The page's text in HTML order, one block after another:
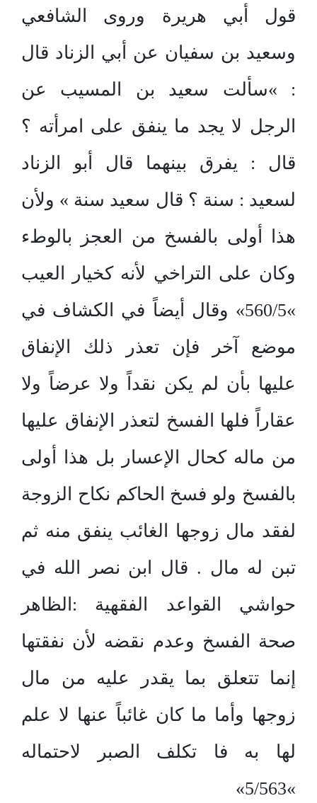
قول أبي هريرة وروى الشافعي
وسعيد بن سفيان عن أبي الزناد قال
: »سألت سعيد بن المسيب عن
الرجل لا يجد ما ينفق على امرأته ؟
قال : يفرق بينهما قال أبو الزناد
لسعيد : سنة ؟ قال سعيد سنة » ولأن
هذا أولى بالفسخ من العجز بالوطء
وكان على التراخي لأنه كخيار العيب
»560/5» وقال أيضاً في الكشاف في
موضع آخر فإن تعذر ذلك الإنفاق
عليها بأن لم يكن نقداً ولا عرضاً ولا
عقاراً فلها الفسخ لتعذر الإنفاق عليها
من ماله كحال الإعسار بل هذا أولى
بالفسخ ولو فسخ الحاكم نكاح الزوجة
لفقد مال زوجها الغائب ينفق منه ثم
تبن له مال . قال ابن نصر الله في
حواشي القواعد الفقهية :الظاهر
صحة الفسخ وعدم نقضه لأن نفقتها
إنما تتعلق بما يقدر عليه من مال
زوجها وأما ما كان غائباً عنها لا علم
لها به فا تكلف الصبر لاحتماله
»5/563»